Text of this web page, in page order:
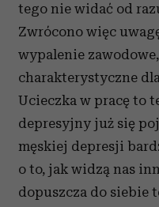
tego nie widać od
Zwrócono więc
wypalenie
charakterystyczne
Ucieczka w pracę to
depresyjny już się
męskiej depresji
o to, jak widzą nas
dopuszcza do siebie